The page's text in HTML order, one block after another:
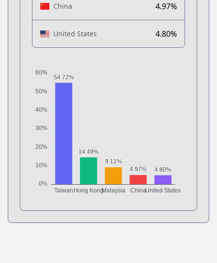
China 4.97%
United States 4.80%